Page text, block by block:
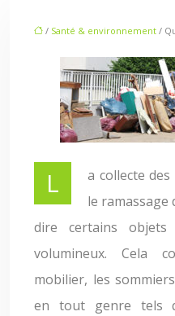
/ Santé & environnement /
La collecte des déchets ne concerne pas
le ramassage
dire certains
volumineux. Cela
mobilier, les
en tout genre tels